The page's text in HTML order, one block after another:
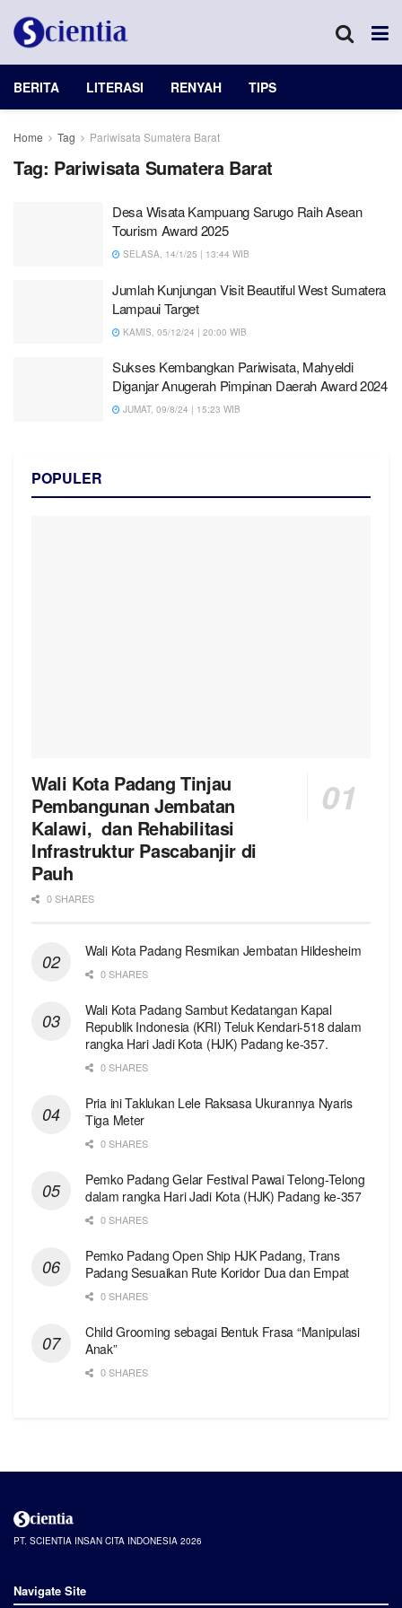
BERITA LITERASI RENYAH TIPS
Home Tag Pariwisata Sumatera Barat
Tag: Pariwisata Sumatera Barat
Desa Wisata Kampuang Sarugo Raih Asean
Tourism Award 2025
SELASA, 14/1/25 | 13:44 WIB
Jumlah Kunjungan Visit Beautiful West Sumatera
Lampaui Target
KAMIS, 05/12/24 | 20:00 WIB
Sukses Kembangkan Pariwisata, Mahyeldi
Diganjar Anugerah Pimpinan Daerah Award 2024
JUMAT, 09/8/24 | 15:23 WIB
POPULER
Wali Kota Padang Tinjau
Pembangunan Jembatan
Kalawi, dan Rehabilitasi
Infrastruktur Pascabanjir di
Pauh
0 SHARES
Wali Kota Padang Resmikan Jembatan Hildesheim
0 SHARES
Wali Kota Padang Sambut Kedatangan Kapal
Republik Indonesia (KRI) Teluk Kendari-518 dalam
rangka Hari Jadi Kota (HJK) Padang ke-357.
0 SHARES
Pria ini Taklukan Lele Raksasa Ukurannya Nyaris
Tiga Meter
0 SHARES
Pemko Padang Gelar Festival Pawai Telong-Telong
dalam rangka Hari Jadi Kota (HJK) Padang ke-357
0 SHARES
Pemko Padang Open Ship HJK Padang, Trans
Padang Sesuaikan Rute Koridor Dua dan Empat
0 SHARES
Child Grooming sebagai Bentuk Frasa “Manipulasi
Anak”
0 SHARES
PT. SCIENTIA INSAN CITA INDONESIA 2026
Navigate Site